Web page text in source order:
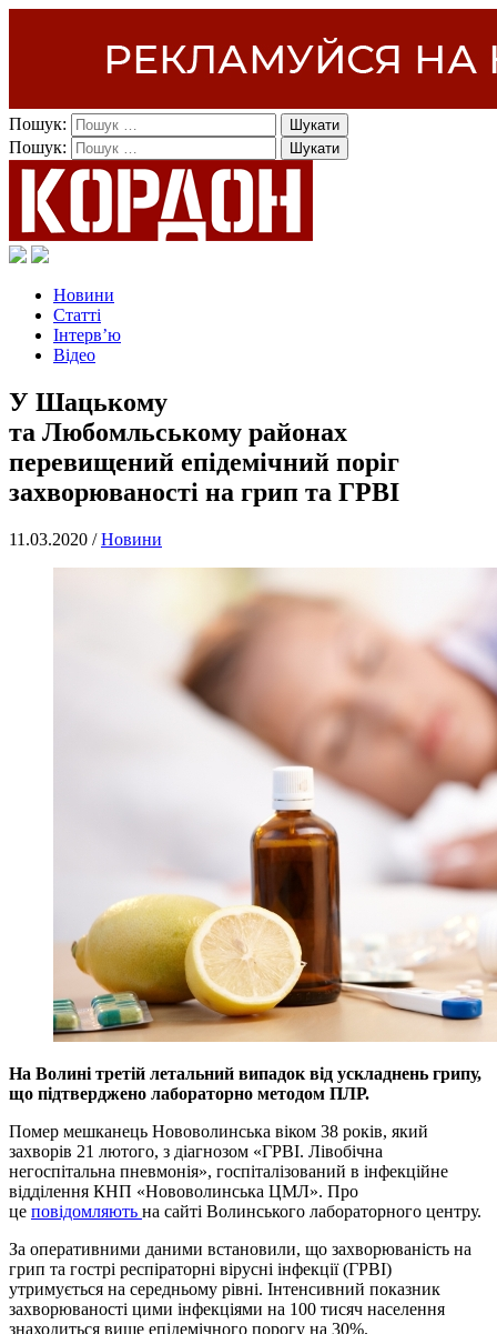
Пошук:
Пошук:
Новини
Статті
Інтерв’ю
Відео
У Шацькому
та Любомльському районах
перевищений епідемічний поріг
захворюваності на грип та ГРВІ
11.03.2020 /Новини
На Волині третій летальний випадок від ускладнень грипу,
що підтверджено лабораторно методом ПЛР.
Помер мешканець Нововолинська віком 38 років, який
захворів 21 лютого, з діагнозом «ГРВІ. Лівобічна
негоспітальна пневмонія», госпіталізований в інфекційне
відділення КНП «Нововолинська ЦМЛ». Про
це повідомляють на сайті Волинського лабораторного центру.
За оперативними даними встановили, що захворюваність на
грип та гострі респіраторні вірусні інфекції (ГРВІ)
утримується на середньому рівні. Інтенсивний показник
захворюваності цими інфекціями на 100 тисяч населення
знаходиться вище епідемічного порогу на 30%.